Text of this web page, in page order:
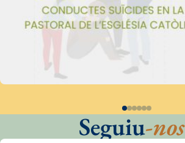
Seguiu-nos